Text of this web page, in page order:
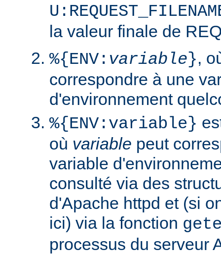
la valeur finale de
%{ENV: variable},
correspondre à une
d'environnement
%{ENV:variable}
où variable peut
variable
consulté via des
d'Apache httpd et (si
ici) via la fonction
processus du serveur